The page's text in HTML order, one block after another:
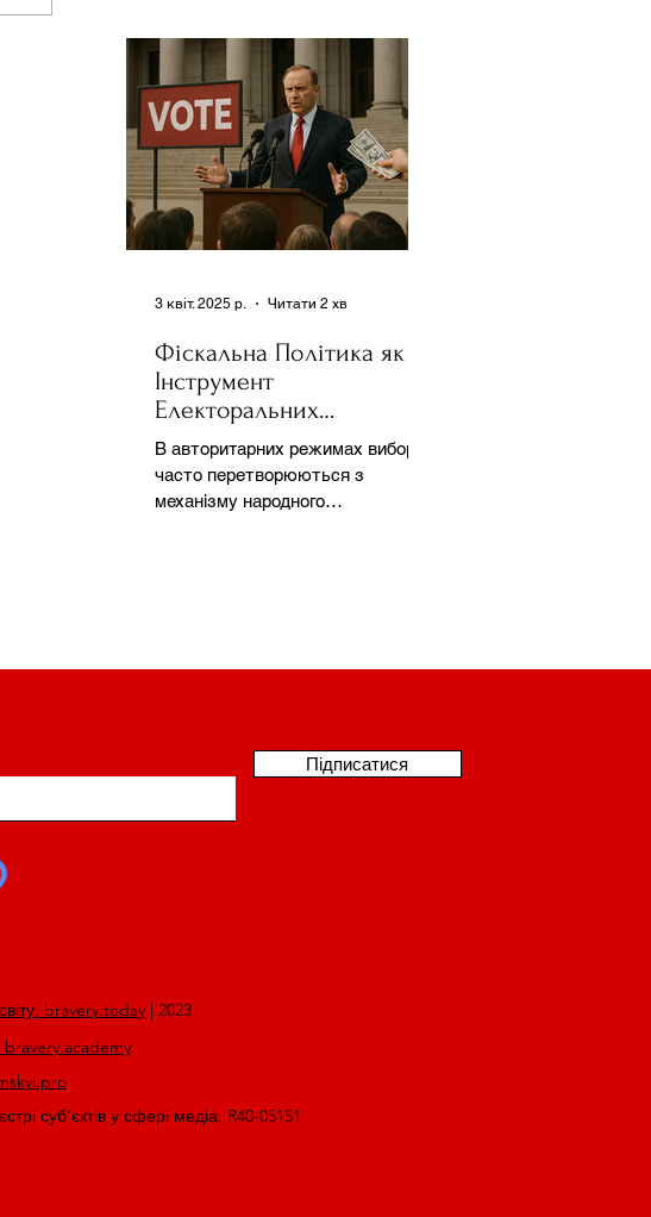
Фіскальна Політика як
Інструмент
Електоральних
Маніпуляцій в
Автократіях
В авторитарних режимах вибори
часто перетворюються з
механізму народного
3 квіт. 2025 р. Читати 2 хв
Підписатися
bravery.today| 2023
суб’єктів у сфері медіа: R40-05151